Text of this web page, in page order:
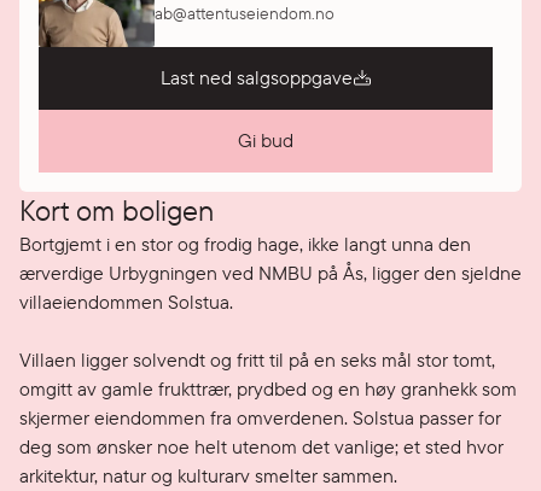
ab@attentuseiendom.no
Last ned salgsoppgave
Gi bud
Kort om boligen
Bortgjemt i en stor og frodig hage, ikke langt unna den
ærverdige Urbygningen ved NMBU på Ås, ligger den sjeldne
villaeiendommen Solstua.
Villaen ligger solvendt og fritt til på en seks mål stor tomt,
omgitt av gamle frukttrær, prydbed og en høy granhekk som
skjermer eiendommen fra omverdenen. Solstua passer for
deg som ønsker noe helt utenom det vanlige; et sted hvor
arkitektur, natur og kulturarv smelter sammen.